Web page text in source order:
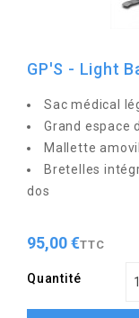
GP'S - Light
Sac médical
Grand espace
Mallette
Bretelles
dos
95,00 €TTC
Quantité